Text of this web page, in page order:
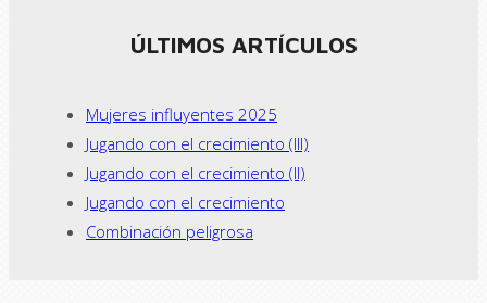
ÚLTIMOS ARTÍCULOS
Mujeres influyentes 2025
Jugando con el crecimiento (III)
Jugando con el crecimiento (II)
Jugando con el crecimiento
Combinación peligrosa